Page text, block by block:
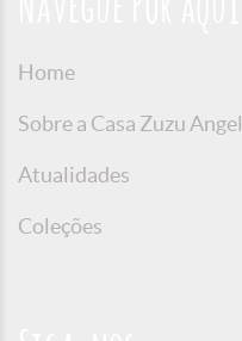
Home
Sobre a Casa Zuzu Angel
Atualidades
Coleções